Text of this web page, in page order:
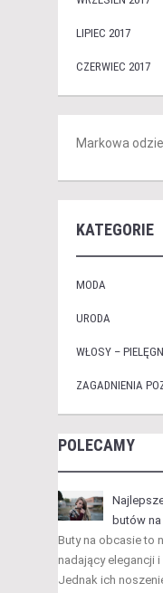
LIPIEC 2017
CZERWIEC 2017
Markowa
KATEGORIE
MODA
URODA
WŁOSY –
ZAGADNIENIA
POLECAMY
butów
Buty na obcasie to
nadający elegancji
Jednak ich